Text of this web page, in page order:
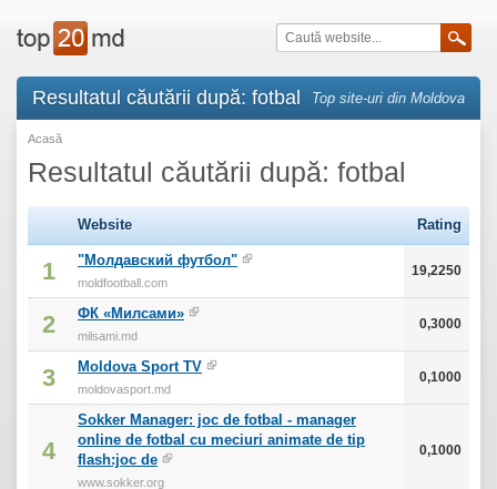
Resultatul căutării după: fotbal Top site-uri din Moldova
Acasă
Resultatul căutării după: fotbal
Website Rating
1 "Молдавский футбол"
moldfootball.com
19,2250
2 ФК «Милсами»
milsami.md
0,3000
3 Moldova Sport TV
moldovasport.md
0,1000
4
Sokker Manager: joc de fotbal - manager
online de fotbal cu meciuri animate de tip
flash:joc de
www.sokker.org
0,1000